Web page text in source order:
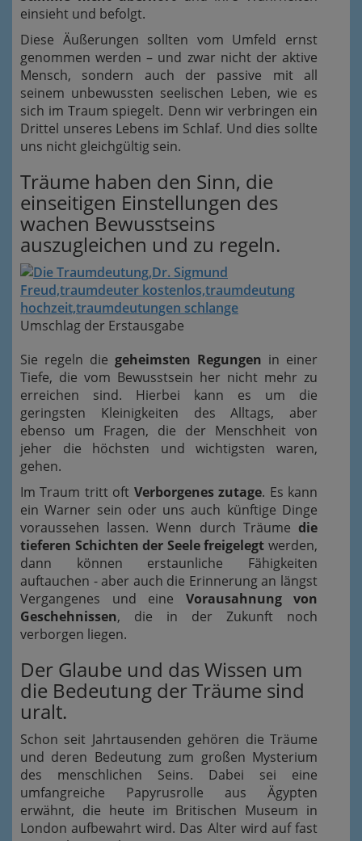
einsieht und befolgt.
Diese Äußerungen sollten vom Umfeld ernst
genommen werden – und zwar nicht der aktive
Mensch, sondern auch der passive mit all
seinem unbewussten seelischen Leben, wie es
sich im Traum spiegelt. Denn wir verbringen ein
Drittel unseres Lebens im Schlaf. Und dies sollte
uns nicht gleichgültig sein.
Träume haben den Sinn, die
einseitigen Einstellungen des
wachen Bewusstseins
auszugleichen und zu regeln.
Umschlag der Erstausgabe
Sie regeln die geheimsten Regungen in einer
Tiefe, die vom Bewusstsein her nicht mehr zu
erreichen sind. Hierbei kann es um die
geringsten Kleinigkeiten des Alltags, aber
ebenso um Fragen, die der Menschheit von
jeher die höchsten und wichtigsten waren,
gehen.
Im Traum tritt oft Verborgenes zutage. Es kann
ein Warner sein oder uns auch künftige Dinge
voraussehen lassen. Wenn durch Träume die
tieferen Schichten der Seele freigelegt werden,
dann können erstaunliche Fähigkeiten
auftauchen - aber auch die Erinnerung an längst
Vergangenes und eine Vorausahnung von
Geschehnissen, die in der Zukunft noch
verborgen liegen.
Der Glaube und das Wissen um
die Bedeutung der Träume sind
uralt.
Schon seit Jahrtausenden gehören die Träume
und deren Bedeutung zum großen Mysterium
des menschlichen Seins. Dabei sei eine
umfangreiche Papyrusrolle aus Ägypten
erwähnt, die heute im Britischen Museum in
London aufbewahrt wird. Das Alter wird auf fast